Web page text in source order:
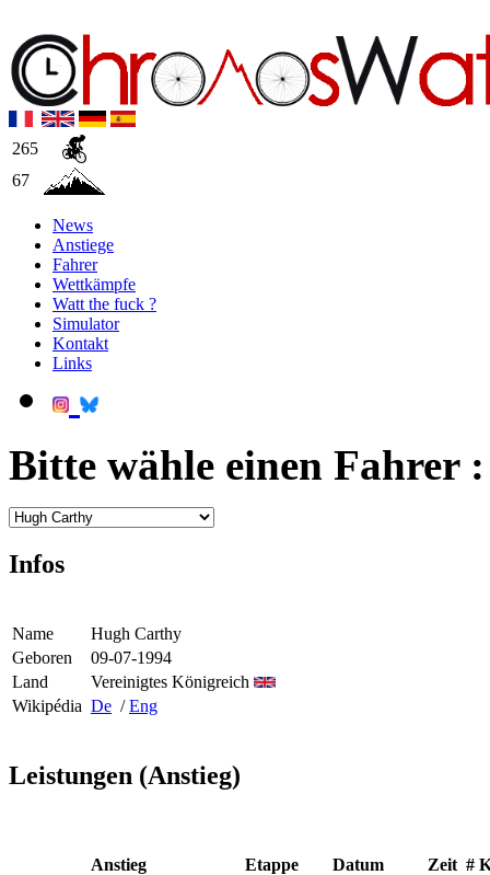
265
67
News
Anstiege
Fahrer
Wettkämpfe
Watt the fuck ?
Simulator
Kontakt
Links
Bitte wähle einen Fahrer :
Infos
Name
Hugh Carthy
Geboren
09-07-1994
Land
Vereinigtes Königreich
Wikipédia De /Eng
Leistungen (Anstieg)
Anstieg Etappe Datum Zeit #